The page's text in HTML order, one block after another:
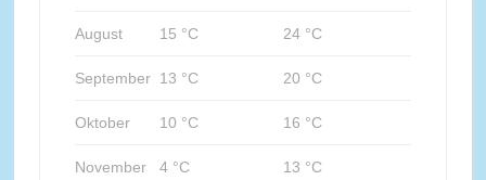
August 15 °C 24 °C
September 13 °C 20 °C
Oktober 10 °C 16 °C
November 4 °C 13 °C